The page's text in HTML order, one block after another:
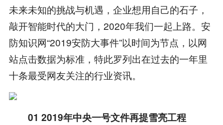
未来未知的挑战与机遇，企业想用自己的石子，
敲开智能时代的大门，2020年我们一起上路。安
防知识网“2019安防大事件”以时间为节点，以网
站点击数据为标准，特此罗列出在过去的一年里
十条最受网友关注的行业资讯。
01 2019年中央一号文件再提雪亮工程